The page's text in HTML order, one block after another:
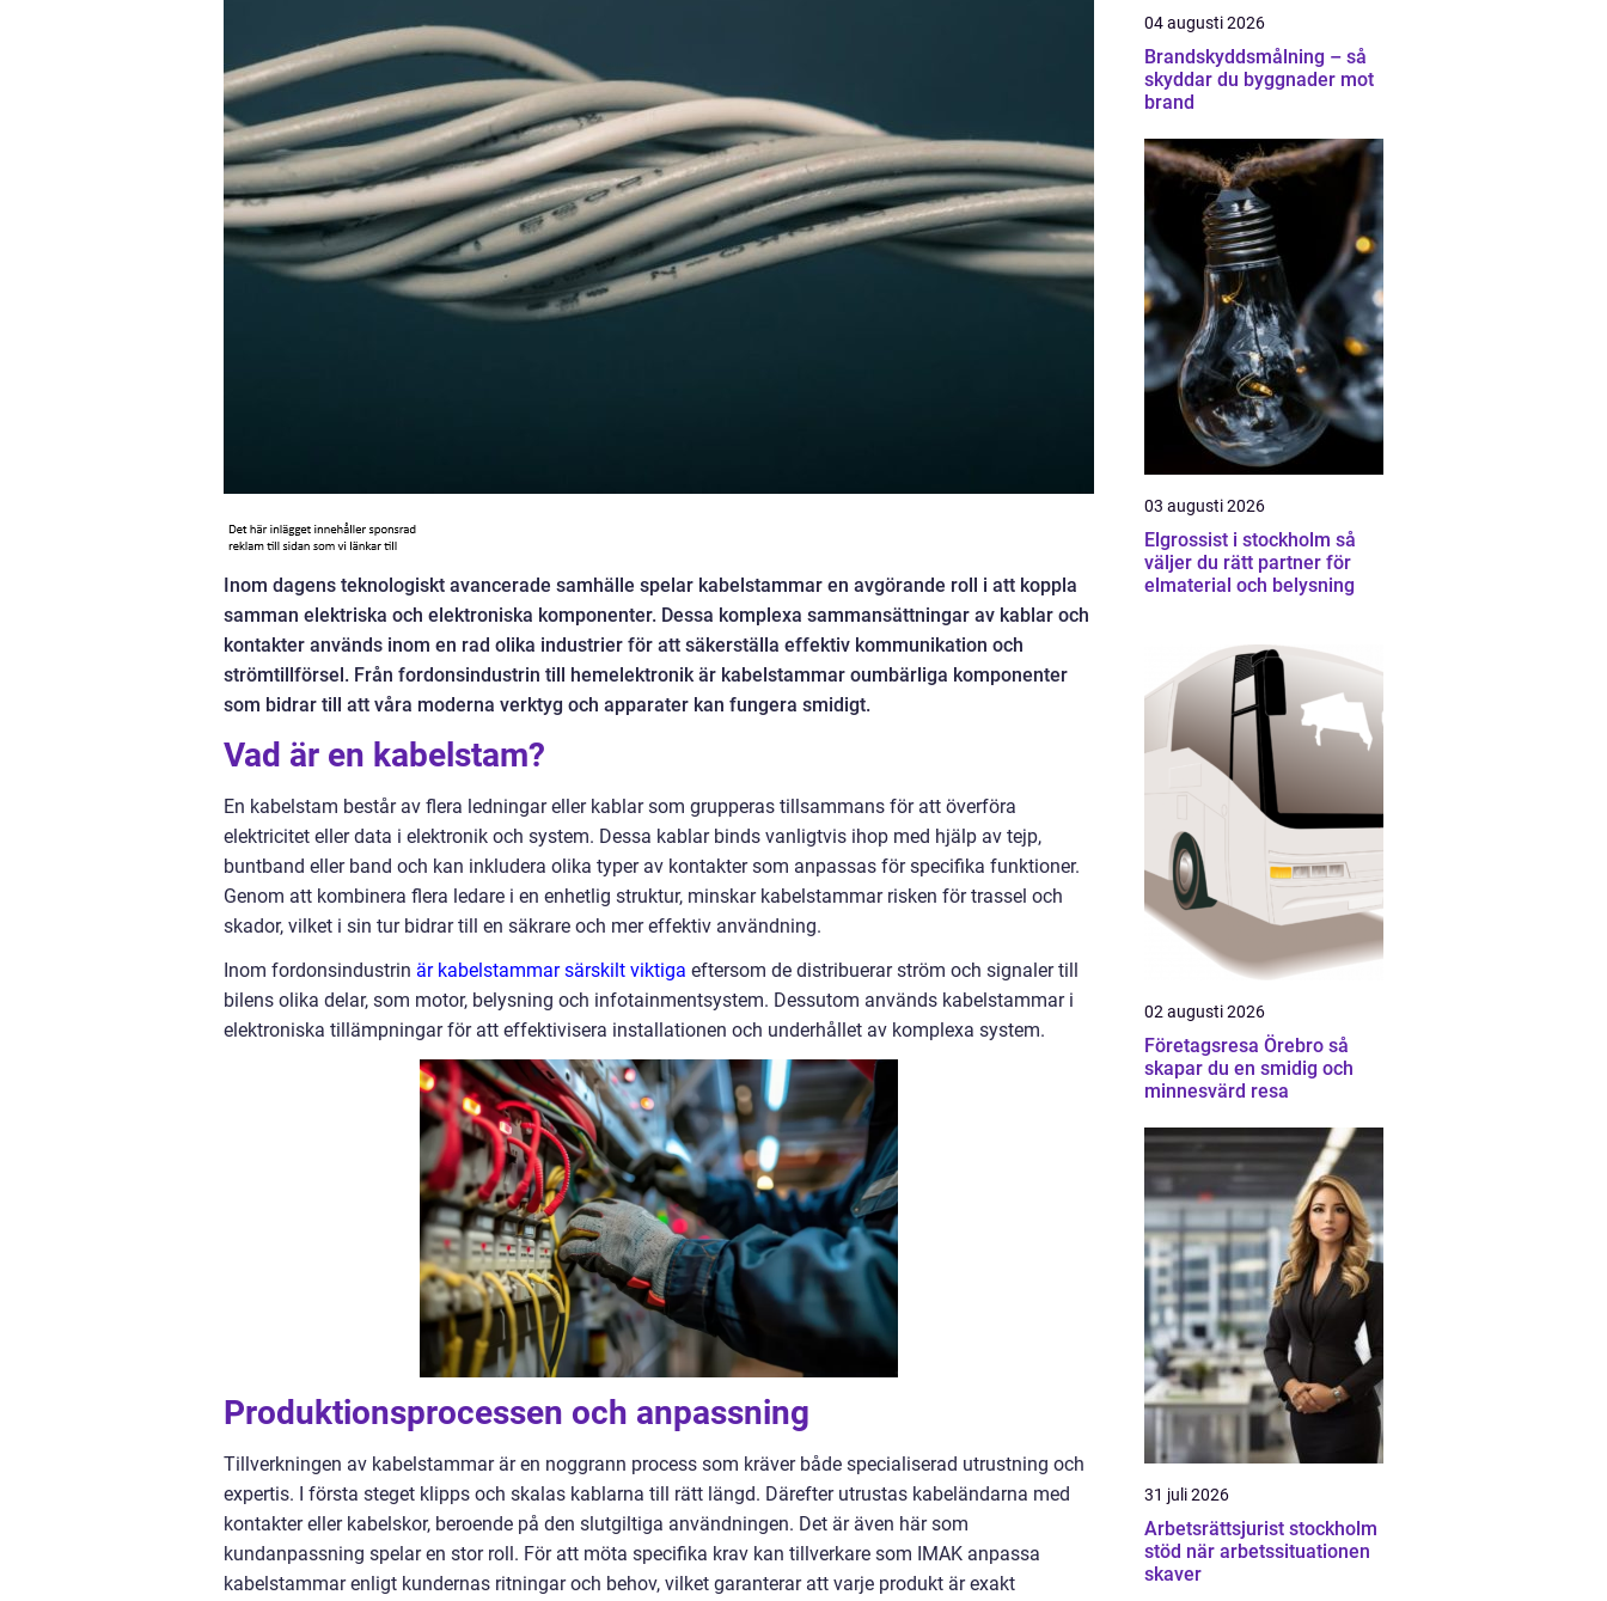
Inom dagens teknologiskt avancerade samhälle spelar kabelstammar en avgörande roll i att koppla
samman elektriska och elektroniska komponenter. Dessa komplexa sammansättningar av kablar och
kontakter används inom en rad olika industrier för att säkerställa effektiv kommunikation och
strömtillförsel. Från fordonsindustrin till hemelektronik är kabelstammar oumbärliga komponenter
som bidrar till att våra moderna verktyg och apparater kan fungera smidigt.
Vad är en kabelstam?
En kabelstam består av flera ledningar eller kablar som grupperas tillsammans för att överföra
elektricitet eller data i elektronik och system. Dessa kablar binds vanligtvis ihop med hjälp av tejp,
buntband eller band och kan inkludera olika typer av kontakter som anpassas för specifika funktioner.
Genom att kombinera flera ledare i en enhetlig struktur, minskar kabelstammar risken för trassel och
skador, vilket i sin tur bidrar till en säkrare och mer effektiv användning.
Inom fordonsindustrin är kabelstammar särskilt viktiga eftersom de distribuerar ström och signaler till
bilens olika delar, som motor, belysning och infotainmentsystem. Dessutom används kabelstammar i
elektroniska tillämpningar för att effektivisera installationen och underhållet av komplexa system.
Produktionsprocessen och anpassning
Tillverkningen av kabelstammar är en noggrann process som kräver både specialiserad utrustning och
expertis. I första steget klipps och skalas kablarna till rätt längd. Därefter utrustas kabeländarna med
kontakter eller kabelskor, beroende på den slutgiltiga användningen. Det är även här som
kundanpassning spelar en stor roll. För att möta specifika krav kan tillverkare som IMAK anpassa
kabelstammar enligt kundernas ritningar och behov, vilket garanterar att varje produkt är exakt
04 augusti 2026
Brandskyddsmålning – så
skyddar du byggnader mot
brand
03 augusti 2026
Elgrossist i stockholm så
väljer du rätt partner för
elmaterial och belysning
02 augusti 2026
Företagsresa Örebro så
skapar du en smidig och
minnesvärd resa
31 juli 2026
Arbetsrättsjurist stockholm
stöd när arbetssituationen
skaver